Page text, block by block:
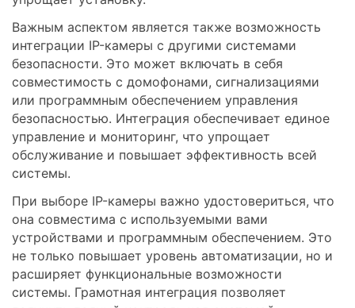
Важным аспектом является также возможность
интеграции IP-камеры с другими системами
безопасности. Это может включать в себя
совместимость с домофонами, сигнализациями
или программным обеспечением управления
безопасностью. Интеграция обеспечивает единое
управление и мониторинг, что упрощает
обслуживание и повышает эффективность всей
системы.
При выборе IP-камеры важно удостовериться, что
она совместима с используемыми вами
устройствами и программным обеспечением. Это
не только повышает уровень автоматизации, но и
расширяет функциональные возможности
системы. Грамотная интеграция позволяет